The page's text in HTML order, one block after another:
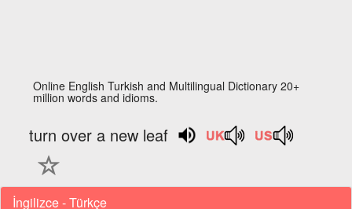
Online English Turkish and Multilingual Dictionary 20+
million words and idioms.
turn over a new leaf
İngilizce - Türkçe